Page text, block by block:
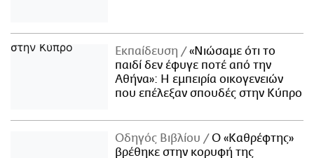
Εκπαίδευση
«Νιώσαμε ότι το
παιδί δεν έφυγε ποτέ από την
Αθήνα»: Η εμπειρία οικογενειών
που επέλεξαν σπουδές στην Κύπρο
Οδηγός Βιβλίου
Ο «Καθρέφτης»
βρέθηκε στην κορυφή της